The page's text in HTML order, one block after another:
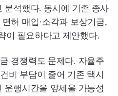
분석했다. 동시에 기존 종사
허 매입·소각과 보상기금,
이 필요하다고 제안했다.
경쟁력도 문제다. 자율주
비 부담이 줄어 기존 택시
운행시간을 앞세울 가능성